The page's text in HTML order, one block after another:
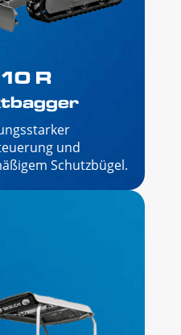
R
und
Schutzbügel.